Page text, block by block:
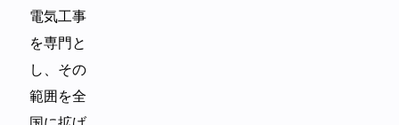
電気工事
を専門と
し、その
範囲を全